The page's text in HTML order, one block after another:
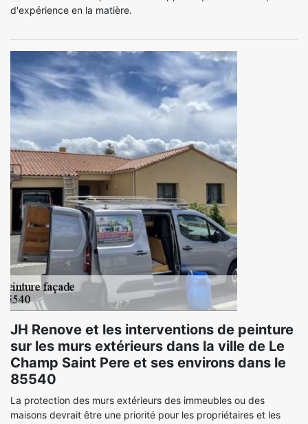
d'expérience en la matière.
JH Renove et les interventions de peinture
sur les murs extérieurs dans la ville de Le
Champ Saint Pere et ses environs dans le
85540
La protection des murs extérieurs des immeubles ou des
maisons devrait être une priorité pour les propriétaires et les